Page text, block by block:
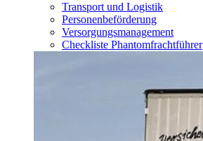
Transport und Logistik
Personenbeförderung
Versorgungsmanagement
Checkliste Phantomfrachtführer